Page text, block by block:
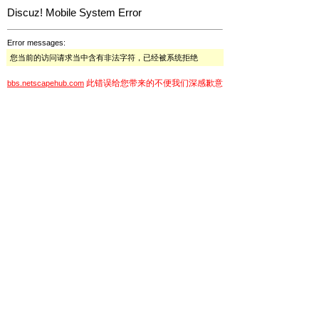
Discuz! Mobile System Error
Error messages:
您当前的访问请求当中含有非法字符，已经被系统拒绝
bbs.netscapehub.com 此错误给您带来的不便我们深感歉意